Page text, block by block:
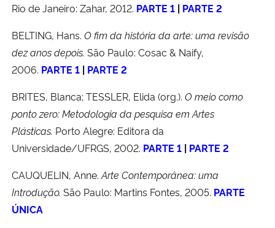
Banco Central do Brasil
Rio de Janeiro: Zahar, 2012. PARTE 1 | PARTE 2
BELTING, Hans. O fim da história da arte: uma revisão
dez anos depois. São Paulo: Cosac & Naify,
2006. PARTE 1 | PARTE 2
BRITES, Blanca; TESSLER, Elida (org.). O meio como
ponto zero: Metodologia da pesquisa em Artes
Plásticas. Porto Alegre: Editora da
Universidade/UFRGS, 2002. PARTE 1 | PARTE 2
CAUQUELIN, Anne. Arte Contemporânea: uma
Introdução. São Paulo: Martins Fontes, 2005. PARTE
ÚNICA